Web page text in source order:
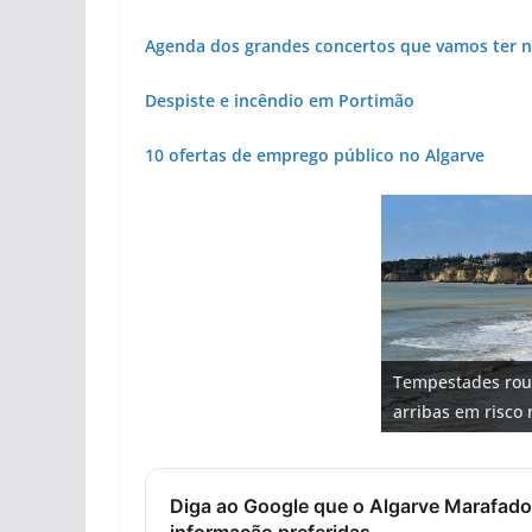
Agenda dos grandes concertos que vamos ter
Despiste e incêndio em Portimão
10 ofertas de emprego público no Algarve
Tempestades
arribas em risco
Tapas do mar a
gastronómica
Milagre da
Algarve voltam a
Foto do dia:
entre redes e
Projeto
milhões de
hotéis (com
Diga ao Google que o Algarve